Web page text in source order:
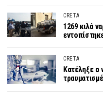
CRETA
1269 κιλά
CRETA
Κατέληξε ο